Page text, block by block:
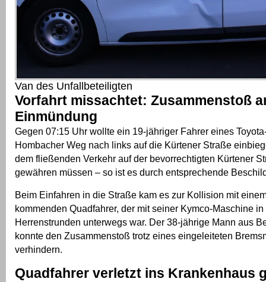
Van des Unfallbeteiligten
Vorfahrt missachtet: Zusammenstoß
Einmündung
Gegen 07:15 Uhr wollte ein 19-jähriger Fahrer eines
Hombacher Weg nach links auf die Kürtener Straße
dem fließenden Verkehr auf der bevorrechtigten Kürtener
gewähren müssen – so ist es durch entsprechende
Beim Einfahren in die Straße kam es zur Kollision mit
kommenden Quadfahrer, der mit seiner Kymco-Maschine
Herrenstrunden unterwegs war. Der 38-jährige Mann aus
konnte den Zusammenstoß trotz eines eingeleiteten
verhindern.
Quadfahrer verletzt ins Krankenhaus